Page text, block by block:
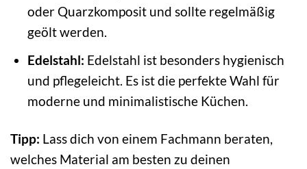
oder Quarzkomposit und sollte regelmäßig
geölt werden.
Edelstahl: Edelstahl ist besonders hygienisch
und pflegeleicht. Es ist die perfekte Wahl für
moderne und minimalistische Küchen.
Tipp: Lass dich von einem Fachmann beraten,
welches Material am besten zu deinen